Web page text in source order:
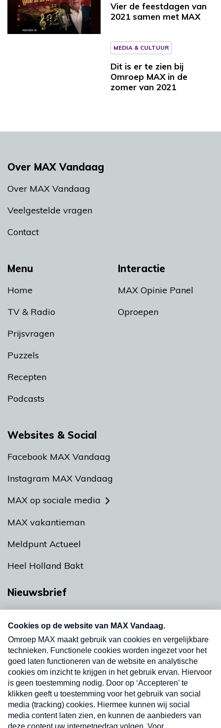
Vier de feestdagen van
2021 samen met MAX
MEDIA & CULTUUR
Dit is er te zien bij
Omroep MAX in de
zomer van 2021
Menu
Home
TV & Radio
Prijsvragen
Puzzels
Recepten
Podcasts
Interactie
MAX Opinie Panel
Oproepen
Over MAX Vandaag
Over MAX Vandaag
Veelgestelde vragen
Contact
Websites & Social
Facebook MAX Vandaag
Instagram MAX Vandaag
MAX op sociale media
MAX vakantieman
Meldpunt Actueel
Heel Holland Bakt
Nieuwsbrief
nieuwsbrief. Elke vrijdag- en dinsdagochtend in
uw mailbox.
Verzend